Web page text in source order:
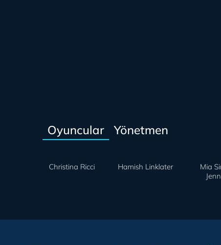
Oyuncular Yönetmen
Christina Ricci Hamish Linklater
Mia